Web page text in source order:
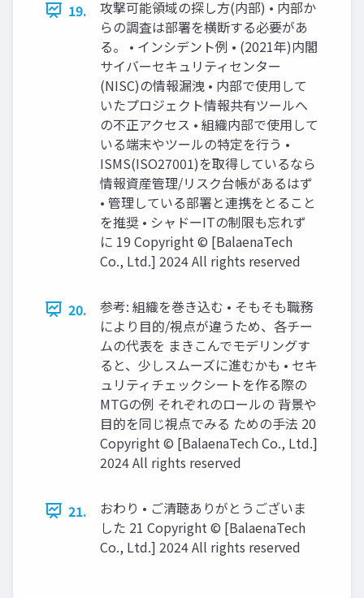
19.
攻撃可能領域の探し方(内部) • 内部か
らの調査は部署を横断する必要があ
る。 • インシデント例 • (2021年)内閣
サイバーセキュリティセンター
(NISC)の情報漏洩 • 内部で使用して
いたプロジェクト情報共有ツールへ
の不正アクセス • 組織内部で使用して
いる端末やツールの特定を行う •
ISMS(ISO27001)を取得しているなら
情報資産管理/リスク台帳があるはず
• 管理している部署と連携をとること
を推奨 • シャドーITの制限も忘れず
に 19 Copyright ©︎ [BalaenaTech
Co., Ltd.] 2024 All rights reserved
20.
参考: 組織を巻き込む • そもそも職務
により目的/視点が違うため、各チー
ムの代表を まきこんでモデリングす
ると、少しスムーズに進むかも • セキ
ュリティチェックシートを作る際の
MTGの例 それぞれのロールの 背景や
目的を同じ視点でみる ための手法 20
Copyright ©︎ [BalaenaTech Co., Ltd.]
2024 All rights reserved
21.
おわり • ご清聴ありがとうございま
した 21 Copyright ©︎ [BalaenaTech
Co., Ltd.] 2024 All rights reserved